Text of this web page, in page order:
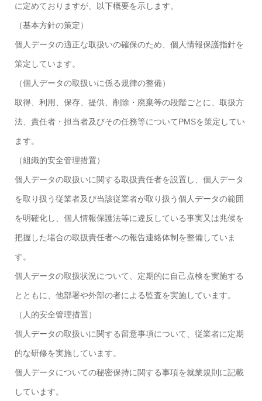
に定めておりますが、以下概要を示します。
（基本方針の策定）
個人データの適正な取扱いの確保のため、個人情報保護指針を
策定しています。
（個人データの取扱いに係る規律の整備）
取得、利用、保存、提供、削除・廃棄等の段階ごとに、取扱方
法、責任者・担当者及びその任務等についてPMSを策定してい
ます。
（組織的安全管理措置）
個人データの取扱いに関する取扱責任者を設置し、個人データ
を取り扱う従業者及び当該従業者が取り扱う個人データの範囲
を明確化し、個人情報保護法等に違反している事実又は兆候を
把握した場合の取扱責任者への報告連絡体制を整備していま
す。
個人データの取扱状況について、定期的に自己点検を実施する
とともに、他部署や外部の者による監査を実施しています。
（人的安全管理措置）
個人データの取扱いに関する留意事項について、従業者に定期
的な研修を実施しています。
個人データについての秘密保持に関する事項を就業規則に記載
しています。